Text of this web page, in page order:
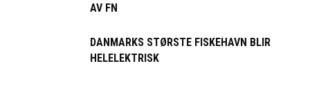
AV FN
DANMARKS STØRSTE FISKEHAVN BLIR
HELELEKTRISK